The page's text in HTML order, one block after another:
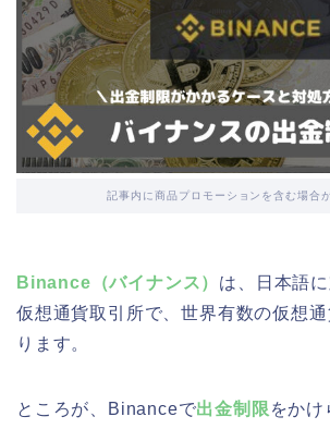
記事内に商品プロモーションを含む場合
Binance（バイナンス） は、日本語
仮想通貨取引所で、世界有数の仮想通
ります。
ところが、Binanceで出金制限 をか